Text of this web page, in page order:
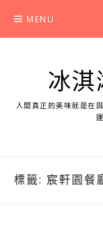
content
MENU
冰淇
人間真正的美味就是在
標籤: 宸軒園餐